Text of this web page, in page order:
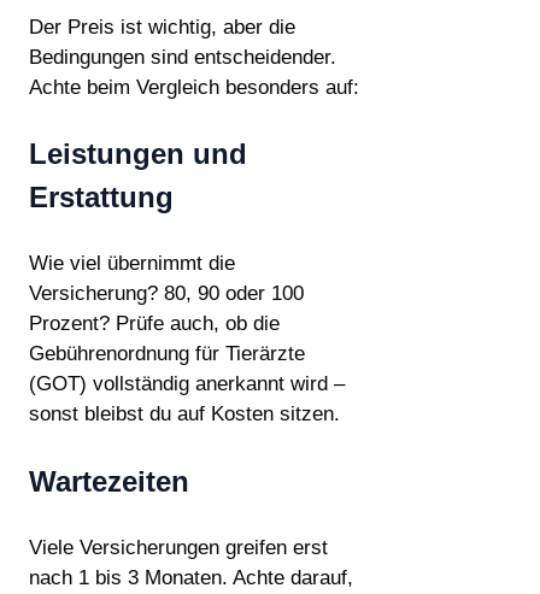
Der Preis ist wichtig, aber die
Bedingungen sind entscheidender.
Achte beim Vergleich besonders auf:
Leistungen und
Erstattung
Wie viel übernimmt die
Versicherung? 80, 90 oder 100
Prozent? Prüfe auch, ob die
Gebührenordnung für Tierärzte
(GOT) vollständig anerkannt wird –
sonst bleibst du auf Kosten sitzen.
Wartezeiten
Viele Versicherungen greifen erst
nach 1 bis 3 Monaten. Achte darauf,